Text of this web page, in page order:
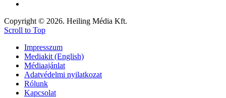
Copyright © 2026. Heiling Média Kft.
Scroll to Top
Impresszum
Mediakit (English)
Médiaajánlat
Adatvédelmi nyilatkozat
Rólunk
Kapcsolat